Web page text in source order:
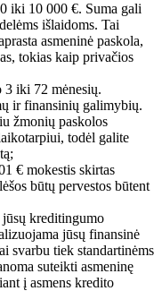
iki 10 000 €. Suma gali
išlaidoms. Tai
asmeninė paskola,
tokias kaip privačios
3 iki 72 mėnesių.
ir finansinių galimybių.
žmonių paskolos
todėl galite
€ mokestis skirtas
būtų pervestos būtent
jūsų kreditingumo
jūsų finansinė
svarbu tiek standartinėms
suteikti asmeninę
į asmens kredito